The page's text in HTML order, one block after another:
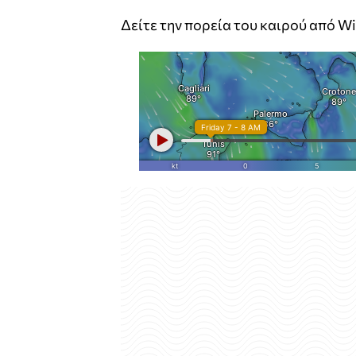
Δείτε την πορεία του καιρού από